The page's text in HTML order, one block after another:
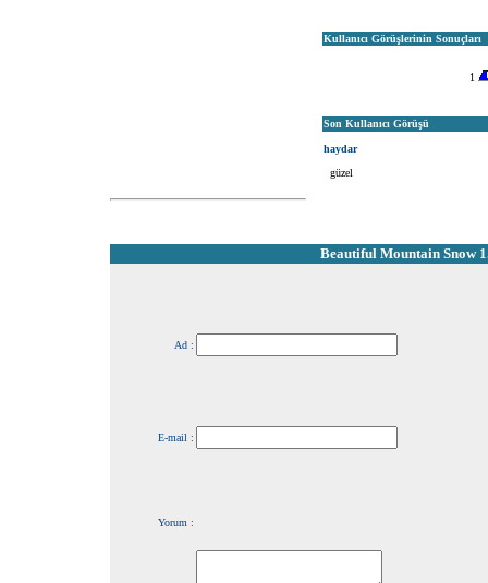
Kullanıcı Görüşlerinin Sonuçları
1
Son Kullanıcı Görüşü
haydar
güzel
Beautiful Mountain Snow
Ad :
E-mail :
Yorum :